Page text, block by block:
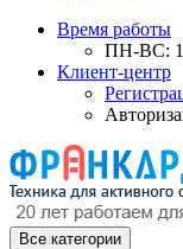
Время работы
ПН-ВС:
Клиент-центр
Все категории